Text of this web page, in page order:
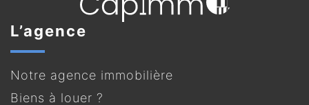
L’agence
Notre agence immobilière
Biens à louer ?